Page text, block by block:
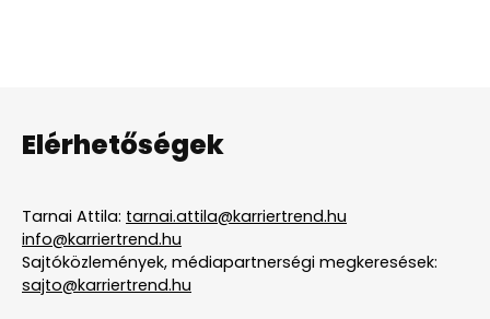
Elérhetőségek
Tarnai Attila: tarnai.attila@karriertrend.hu
info@karriertrend.hu
Sajtóközlemények, médiapartnerségi megkeresések:
sajto@karriertrend.hu